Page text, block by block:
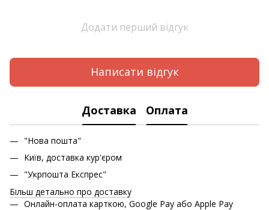
Додати перший відгук
Написати відгук
Доставка Оплата
"Нова пошта"
Київ, доставка кур'єром
"Укрпошта Експрес"
Більш детально про доставку
Онлайн-оплата карткою, Google Pay або Apple Pay